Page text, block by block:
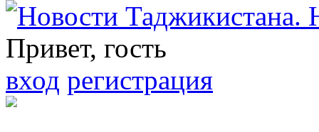
Привет, гость
вход регистрация